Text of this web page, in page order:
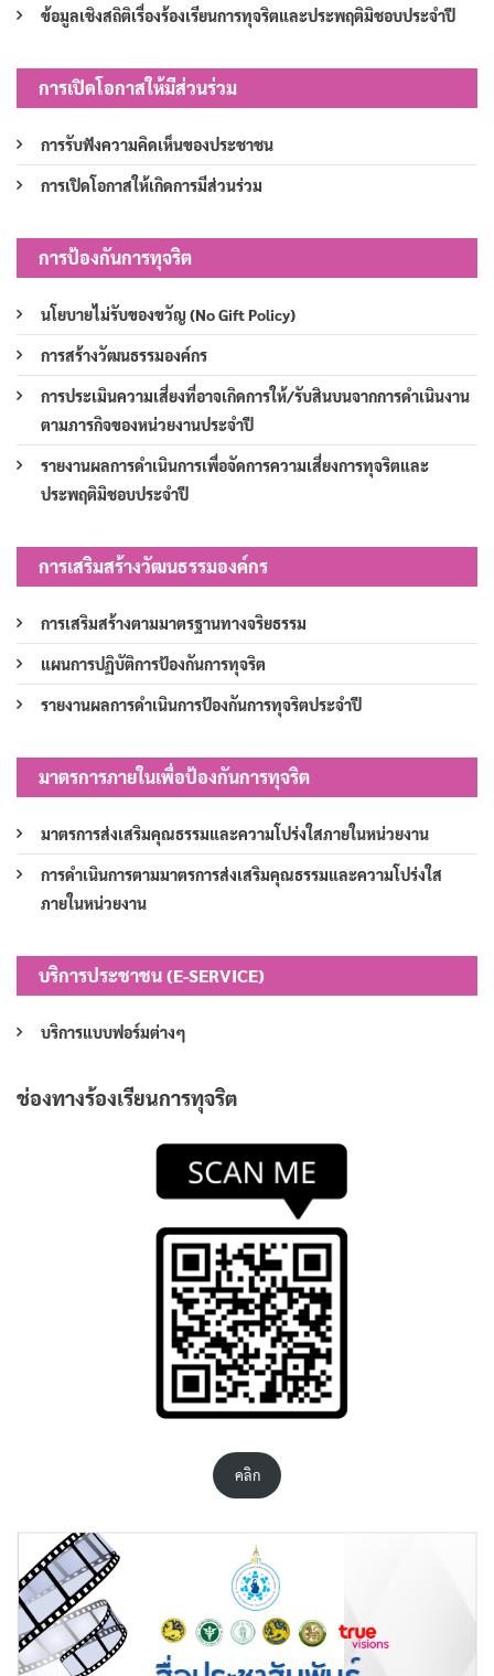
ข้อมูลเชิงสถิติเรื่องร้องเรียนการทุจริตและประพฤติมิชอบประจำปี
การเปิดโอกาสให้มีส่วนร่วม
การรับฟังความคิดเห็นของประชาชน
การเปิดโอกาสให้เกิดการมีส่วนร่วม
การป้องกันการทุจริต
นโยบายไม่รับของขวัญ (No Gift Policy)
การสร้างวัฒนธรรมองค์กร
การประเมินความเสี่ยงที่อาจเกิดการให้/รับสินบนจากการดำเนินงาน
ตามภารกิจของหน่วยงานประจำปี
รายงานผลการดำเนินการเพื่อจัดการความเสี่ยงการทุจริตและ
ประพฤติมิชอบประจำปี
การเสริมสร้างวัฒนธรรมองค์กร
การเสริมสร้างตามมาตรฐานทางจริยธรรม
แผนการปฏิบัติการป้องกันการทุจริต
รายงานผลการดำเนินการป้องกันการทุจริตประจำปี
มาตรการภายในเพื่อป้องกันการทุจริต
มาตรการส่งเสริมคุณธรรมและความโปร่งใสภายในหน่วยงาน
การดำเนินการตามมาตรการส่งเสริมคุณธรรมและความโปร่งใส
ภายในหน่วยงาน
บริการประชาชน (E-SERVICE)
บริการแบบฟอร์มต่างๆ
ช่องทางร้องเรียนการทุจริต
คลิก